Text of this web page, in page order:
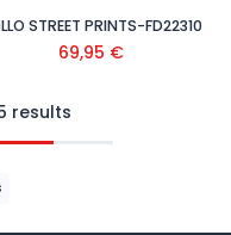
STREET PRINTS-FD22310
69,95 €
results